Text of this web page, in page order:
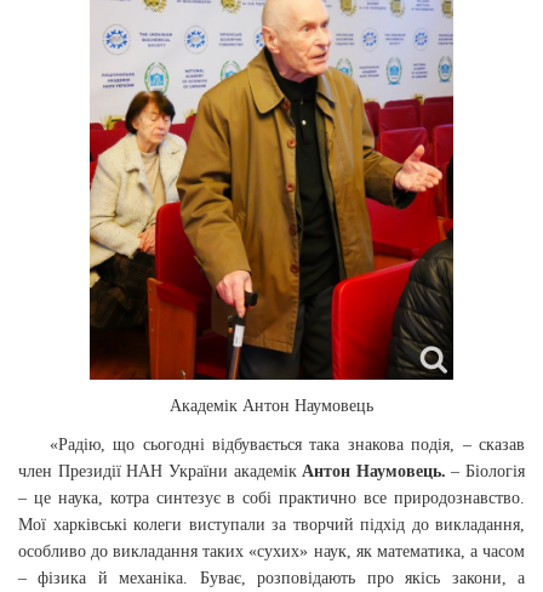
Академік Антон Наумовець
«Радію, що сьогодні відбувається така знакова подія, – сказав
член Президії НАН України академікАнтон Наумовець. – Біологія
– це наука, котра синтезує в собі практично все природознавство.
Мої харківські колеги виступали за творчий підхід до викладання,
особливо до викладання таких «сухих» наук, як математика, а часом
– фізика й механіка. Буває, розповідають про якісь закони, а